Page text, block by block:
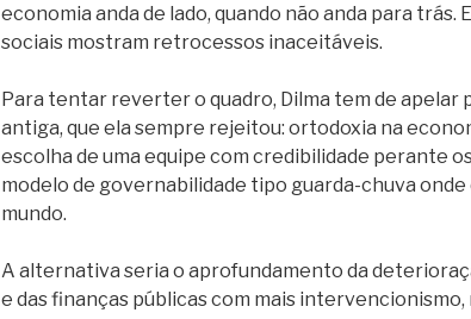
economia anda de lado, quando não anda para trás.
sociais mostram retrocessos inaceitáveis.
Para tentar reverter o quadro, Dilma tem de apelar
antiga, que ela sempre rejeitou: ortodoxia na
escolha de uma equipe com credibilidade perante
modelo de governabilidade tipo guarda-chuva
mundo.
A alternativa seria o aprofundamento da
e das finanças públicas com mais intervencionismo,